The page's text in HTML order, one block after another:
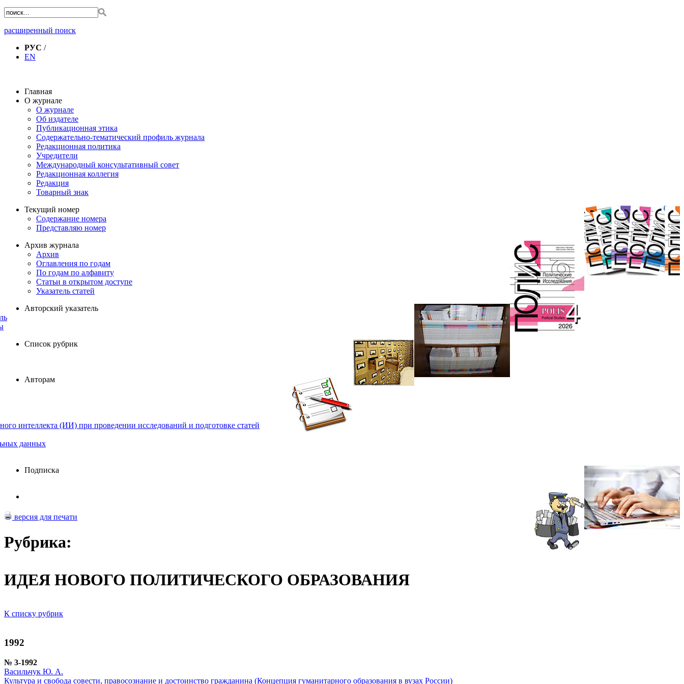
расширенный поиск
РУС /
EN
Главная
О журнале
О журнале
Об издателе
Публикационная этика
Содержательно-тематический профиль журнала
Редакционная политика
Учредители
Международный консультативный совет
Редакционная коллегия
Редакция
Товарный знак
Текущий номер
Содержание номера
Представляю номер
Архив журнала
Архив
Оглавления по годам
По годам по алфавиту
Статьи в открытом доступе
Указатель статей
Авторский указатель
Список рубрик
Авторам
интеллекта (ИИ) при проведении исследований и подготовке статей
данных
Подписка
версия для печати
Рубрика:
ИДЕЯ НОВОГО ПОЛИТИЧЕСКОГО ОБРАЗОВАНИЯ
К списку рубрик
1992
№ 3-1992
Васильчук Ю. А.
Культура и свобода совести, правосознание и достоинство гражданина (Концепция гуманитарного образования в вузах России)